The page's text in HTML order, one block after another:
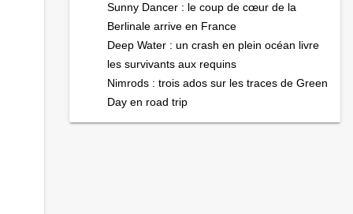
Sunny Dancer : le coup de cœur de la
Berlinale arrive en France
Deep Water : un crash en plein océan livre
les survivants aux requins
Nimrods : trois ados sur les traces de Green
Day en road trip